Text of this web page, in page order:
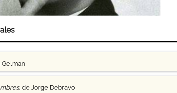
Gelman
, de Jorge Debravo